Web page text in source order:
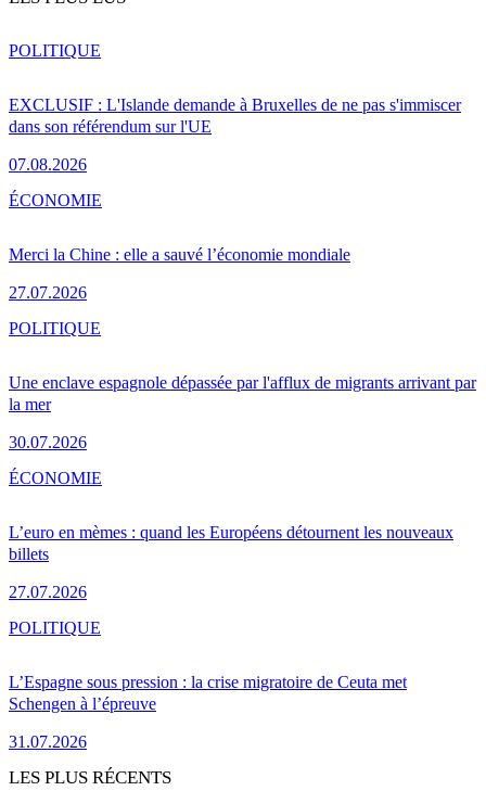
EXCLUSIF : L'Islande demande à Bruxelles de ne pas s'immiscer
dans son référendum sur l'UE
07.08.2026
POLITIQUE
Merci la Chine : elle a sauvé l’économie mondiale
27.07.2026
ÉCONOMIE
Une enclave espagnole dépassée par l'afflux de migrants arrivant par
la mer
30.07.2026
POLITIQUE
L’euro en mèmes : quand les Européens détournent les nouveaux
billets
27.07.2026
ÉCONOMIE
L’Espagne sous pression : la crise migratoire de Ceuta met
Schengen à l’épreuve
31.07.2026
POLITIQUE
LES PLUS RÉCENTS